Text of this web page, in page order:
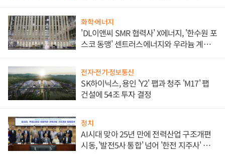
화학·에너지
'DL이앤씨 SMR 협력사' X에너지, '한수원 포
스코 동맹' 센트러스에너지와 우라늄 계약
전자·전기·정보통신
SK하이닉스, 용인 'Y2' 팹과 청주 'M17' 팹
건설에 54조 투자 결정
정치
AI시대 맞아 25년 만에 전력산업 구조개편
시동, '발전5사 통합' 넘어 '한전 지주사' 재편